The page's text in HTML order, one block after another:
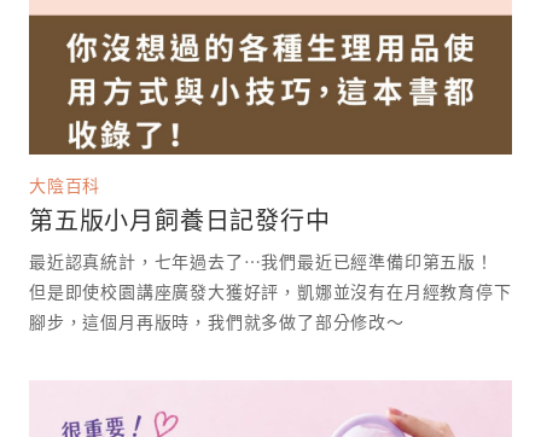
大陰百科
第五版小月飼養日記發行中
最近認真統計，七年過去了⋯我們最近已經準備印第五版！
但是即使校園講座廣發大獲好評，凱娜並沒有在月經教育停下
腳步，這個月再版時，我們就多做了部分修改～